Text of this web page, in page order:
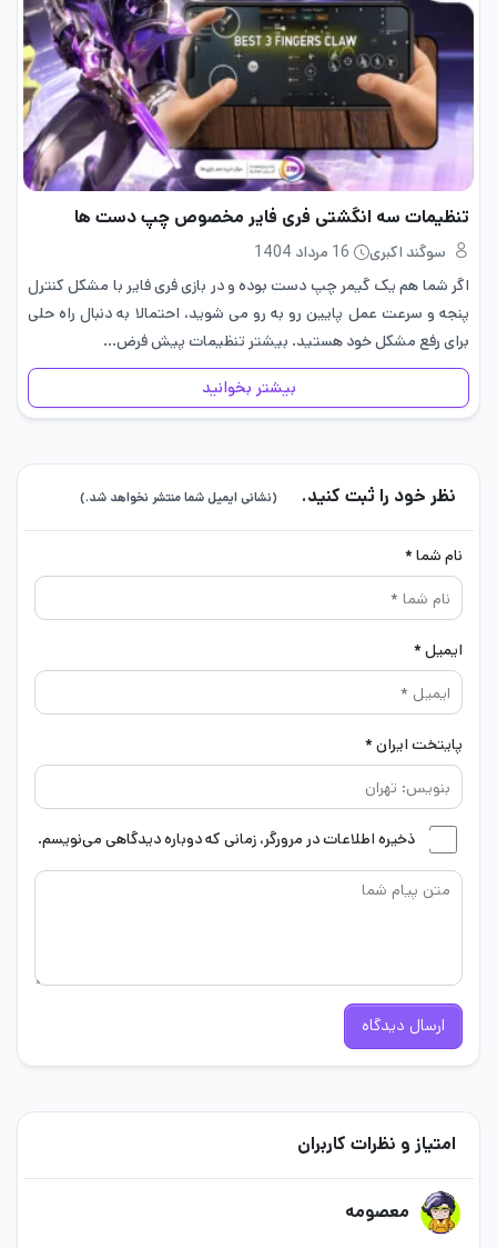
تنظیمات سه انگشتی فری فایر مخصوص چپ دست ها
سوگند اکبری
16 مرداد 1404
اگر شما هم یک گیمر چپ دست بوده و در بازی فری فایر با مشکل کنترل
پنجه و سرعت عمل پایین رو به‌ رو می شوید، احتمالا به دنبال راه‌ حلی
برای رفع مشکل خود هستید. بیشتر تنظیمات پیش ‌فرض…
بیشتر بخوانید
نظر خود را ثبت کنید. (نشانی ایمیل شما منتشر نخواهد شد.)
نام شما *
ایمیل *
پایتخت ایران *
ذخیره اطلاعات در مرورگر، زمانی که دوباره دیدگاهی می‌نویسم.
ارسال دیدگاه
امتیاز و نظرات کاربران
معصومه